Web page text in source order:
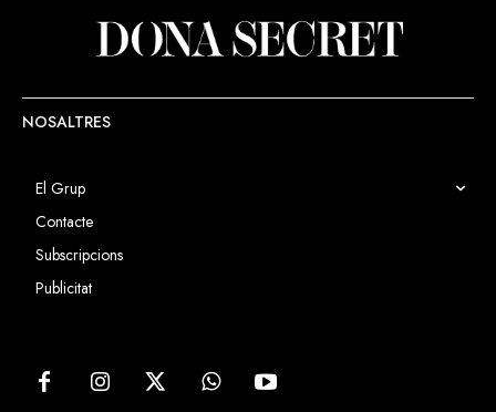
NOSALTRES
El Grup
Contacte
Subscripcions
Publicitat